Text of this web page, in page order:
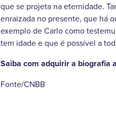
que se projeta na eternidade.
enraizada no presente, que há
exemplo de Carlo como
tem idade e que é possível a
Saiba com adquirir a biografia
Fonte/CNBB